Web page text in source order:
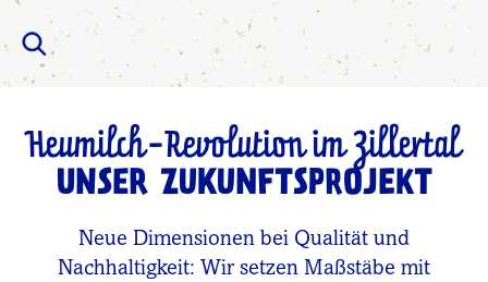
Heumilch-Revolution im Zillertal
UNSER ZUKUNFTSPROJEKT
Neue Dimensionen bei Qualität und
Nachhaltigkeit: Wir setzen Maßstäbe mit